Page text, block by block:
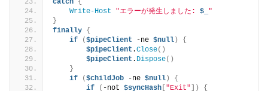
catch {
Write-Host
"エラーが発生しました: $_ "
}
finally {
if
($pipeClient -ne $null )
{
$pipeClient .Close()
$pipeClient . Dispose()
}
if
($childJob -ne $null )
{
if
( -not $syncHash "Exit" ])
{